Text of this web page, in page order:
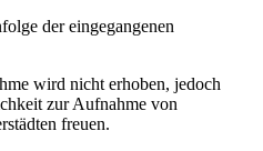
der eingegangenen
wird nicht erhoben, jedoch
zur Aufnahme von
freuen.